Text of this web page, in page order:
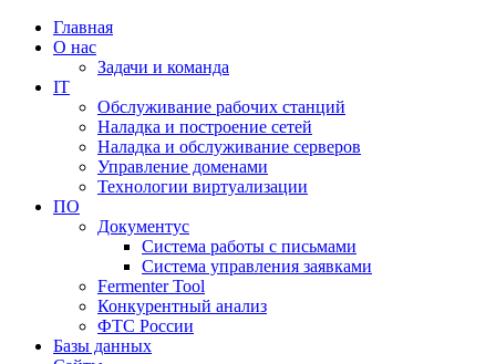
Главная
О нас
Задачи и команда
IT
Обслуживание рабочих станций
Наладка и построение сетей
Наладка и обслуживание серверов
Управление доменами
Технологии виртуализации
ПО
Документус
Система работы с письмами
Система управления заявками
Fermenter Tool
Конкурентный анализ
ФТС России
Базы данных